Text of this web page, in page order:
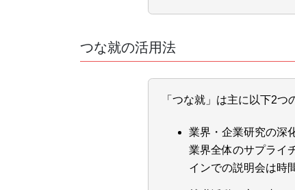
つな就の活用法
「つな就」は主に以下2つ
業界・企業研究の深
業界全体のサプライ
インでの説明会は時